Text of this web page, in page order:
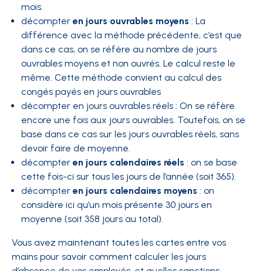
mois.
décompter en jours ouvrables moyens : La
différence avec la méthode précédente, c’est que
dans ce cas, on se réfère au nombre de jours
ouvrables moyens et non ouvrés. Le calcul reste le
même. Cette méthode convient au calcul des
congés payés en jours ouvrables
décompter en jours ouvrables réels : On se réfère
encore une fois aux jours ouvrables. Toutefois, on se
base dans ce cas sur les jours ouvrables réels, sans
devoir faire de moyenne.
décompter en jours calendaires réels : on se base
cette fois-ci sur tous les jours de l’année (soit 365).
décompter en jours calendaires moyens : on
considère ici qu’un mois présente 30 jours en
moyenne (soit 358 jours au total).
Vous avez maintenant toutes les cartes entre vos
mains pour savoir comment calculer les jours